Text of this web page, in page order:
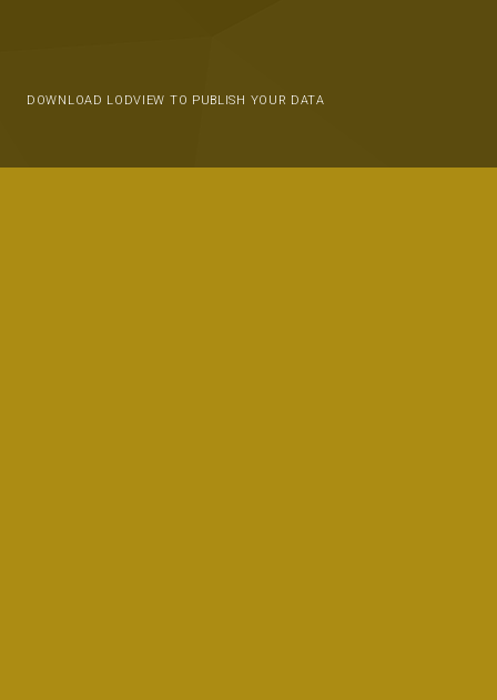
DOWNLOAD LODVIEW TO PUBLISH YOUR DATA